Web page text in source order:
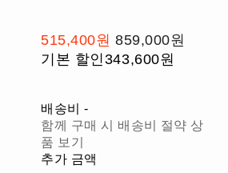
515,400원859,000원
기본 할인343,600원
배송비-
함께 구매 시 배송비 절약 상
품 보기
추가 금액